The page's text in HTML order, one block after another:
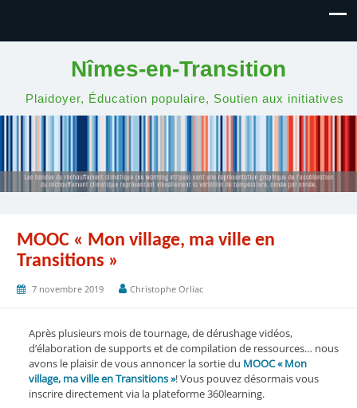
Nîmes-en-Transition
Plaidoyer, Éducation populaire, Soutien aux initiatives
MOOC « Mon village, ma ville en
Transitions »
7 novembre 2019 Christophe Orliac
Après plusieurs mois de tournage, de dérushage vidéos,
d’élaboration de supports et de compilation de ressources… nous
avons le plaisir de vous annoncer la sortie du MOOC « Mon
village, ma ville en Transitions »! Vous pouvez désormais vous
inscrire directement via la plateforme 360learning.